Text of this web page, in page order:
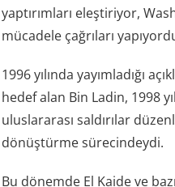
yaptırımları eleştiriyor,
mücadele çağrıları
1996 yılında yayımladığı
hedef alan Bin Ladin, 1998
uluslararası saldırılar
dönüştürme sürecindeydi.
Bu dönemde El Kaide ve